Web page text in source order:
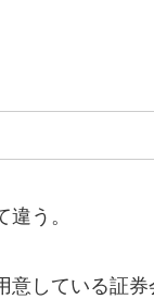
う。
している証券